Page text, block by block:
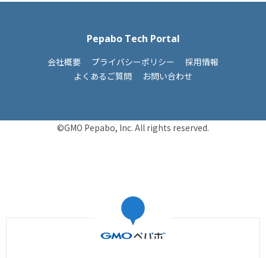
Pepabo Tech Portal
会社概要 プライバシーポリシー
採用情報
よくあるご質問
お問い合わせ
©GMO Pepabo, Inc. All rights reserved.